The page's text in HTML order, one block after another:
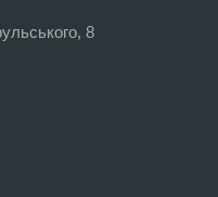
8